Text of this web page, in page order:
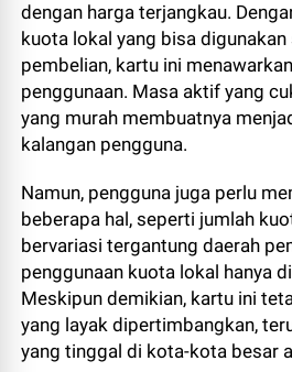
dengan harga terjangkau.
kuota lokal yang bisa digunakan
pembelian, kartu ini
penggunaan. Masa aktif yang
yang murah membuatnya
kalangan pengguna.
Namun, pengguna juga perlu
beberapa hal, seperti jumlah
bervariasi tergantung daerah
penggunaan kuota lokal hanya
Meskipun demikian, kartu ini
yang layak dipertimbangkan,
yang tinggal di kota-kota besar